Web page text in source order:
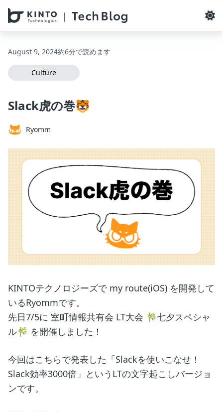
本文へスキップ / Skip to main content
August 9, 2024約6分で読めます
Culture
Slack虎の巻🐯
Ryomm
KINTOテクノロジーズで my route(iOS) を開発して
いるRyommです。
先日7/5に 室町情報共有会 LT大会 🎋七夕スペシャ
ル🎋 を開催しました！
今回はこちらで発表した「Slackを使いこなせ！
Slack効率3000倍」というLTの文字起こしバージョ
ンです。